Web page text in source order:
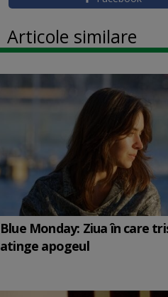
Articole similare
Blue Monday: Ziua în care
atinge apogeul